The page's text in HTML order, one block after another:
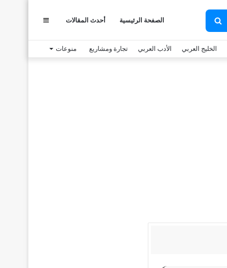
بحث
عن
الصفحة الرئيسية أحدث المقالات
الخليج العربي الأدب العربي تجارة ومشاريع منوعات